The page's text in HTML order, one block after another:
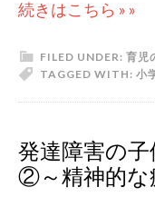
続きはこちら » »
FILED UNDER: 育児
TAGGED WITH: 小
発達障害の
②～精神的な